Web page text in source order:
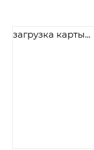
загрузка карты...